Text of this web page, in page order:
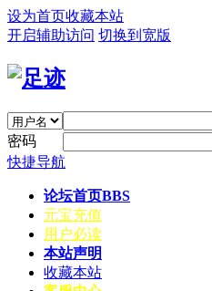
设为首页收藏本站
开启辅助访问 切换到宽版
密码
快捷导航
论坛首页BBS
元宝充值
用户必读
本站声明
收藏本站